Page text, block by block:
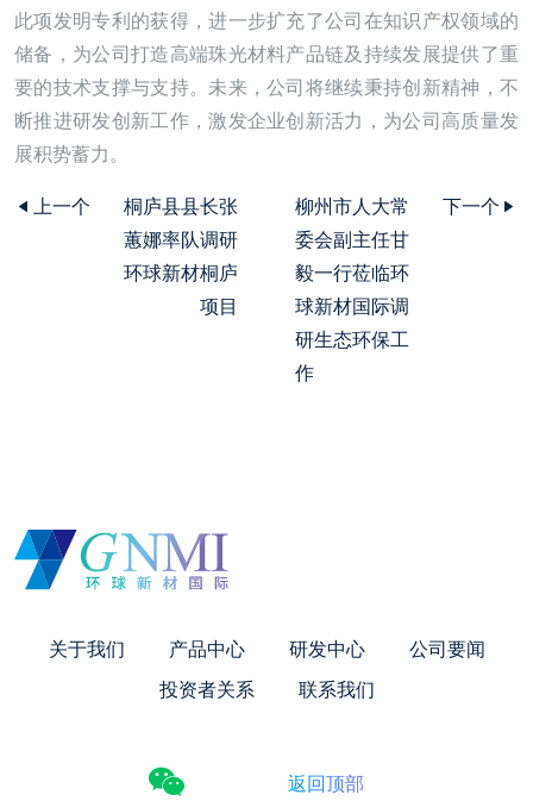
此项发明专利的获得，进一步扩充了公司在知识产权领域的
储备，为公司打造高端珠光材料产品链及持续发展提供了重
要的技术支撑与支持。未来，公司将继续秉持创新精神，不
断推进研发创新工作，激发企业创新活力，为公司高质量发
展积势蓄力。
上一个
桐庐县县长张
蕙娜率队调研
环球新材桐庐
项目
柳州市人大常
委会副主任甘
毅一行莅临环
球新材国际调
研生态环保工
作
下一个
关于我们 产品中心 研发中心
公司要闻
投资者关系
联系我们
返回顶部